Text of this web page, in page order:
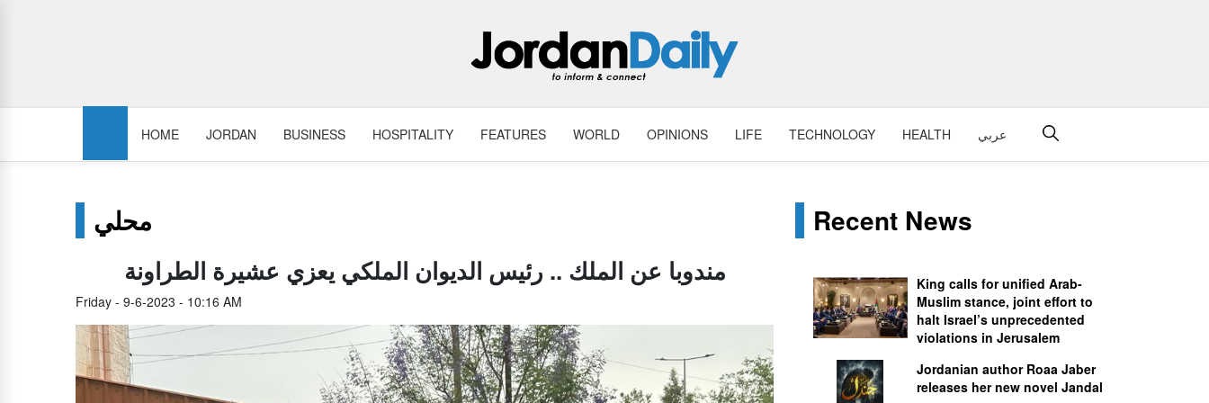
HOME JORDAN BUSINESS HOSPITALITY FEATURES WORLD OPINIONS LIFE TECHNOLOGY HEALTH عربي
محلي
مندوبا عن الملك .. رئيس الديوان الملكي يعزي عشيرة الطراونة
Friday - 9-6-2023 - 10:16 AM
Recent News
King calls for unified Arab-
Muslim stance, joint effort to
halt Israel’s unprecedented
violations in Jerusalem
Jordanian author Roaa Jaber
releases her new novel Jandal